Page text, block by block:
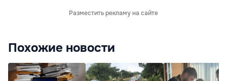
Разместить рекламу на сайте
Похожие новости